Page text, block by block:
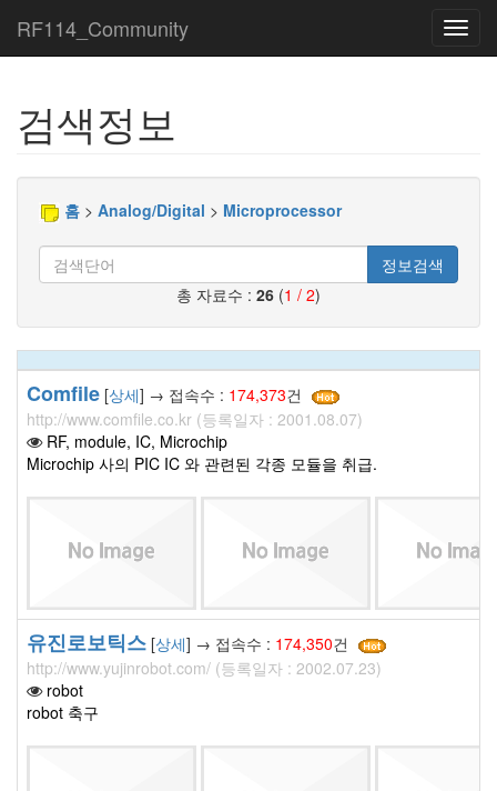
RF114_Community
검색정보
홈 > Analog/Digital > Microprocessor
정보검색
총 자료수 : 26 (1 / 2)
Comfile [상세] → 접속수 : 174,373건
http://www.comfile.co.kr (등록일자 : 2001.08.07)
RF, module, IC, Microchip
Microchip 사의 PIC IC 와 관련된 각종 모듈을 취급.
유진로보틱스 [상세] → 접속수 : 174,350건
http://www.yujinrobot.com/ (등록일자 : 2002.07.23)
robot
robot 축구